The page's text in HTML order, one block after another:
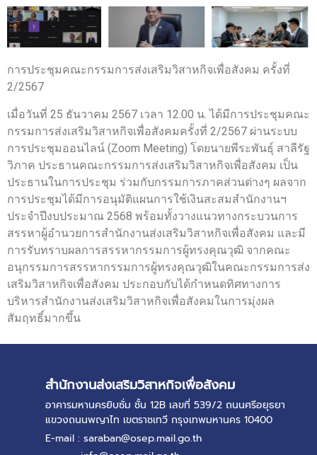
การประชุมคณะกรรมการส่งเสริมวิสาหกิจเพื่อสังคม ครั้งที่
2/2567
เมื่อวันที่ 25 ธันวาคม 2567 เวลา 12.00 น. ได้มีการประชุมคณะ
กรรมการส่งเสริมวิสาหกิจเพื่อสังคมครั้งที่ 2/2567 ผ่านระบบ
การประชุมออนไลน์ (Zoom Meeting) โดยนายพีระพันธุ์ สาลีรัฐ
วิภาค ประธานคณะกรรมการส่งเสริมวิสาหกิจเพื่อสังคม เป็น
ประธานในการประชุม ร่วมกับกรรมการภาคส่วนต่างๆ ผลจาก
การประชุมได้มีการอนุมัติแผนการใช้เงินสะสมสำนักงานฯ
ประจำปีงบประมาณ 2568 พร้อมทั้งวางแนวทางกระบวนการ
สรรหาผู้อำนวยการสำนักงานส่งเสริมวิสาหกิจเพื่อสังคม และมี
การรับทราบผลการสรรหากรรมการผู้ทรงคุณวุฒิ จากคณะ
อนุกรรมการสรรหากรรมการผู้ทรงคุณวุฒิในคณะกรรมการส่ง
เสริมวิสาหกิจเพื่อสังคม ประกอบกับได้กำหนดทิศทางการ
บริหารสำนักงานส่งเสริมวิสาหกิจเพื่อสังคมในการมุ่งผล
สัมฤทธิ์มากขึ้น
สำนักงานส่งเสริมวิสาหกิจเพื่อสังคม
อาคารมหานครยิบซั่ม ชั้น 12B เลขที่ 539/2 ถนนศรีอยุธยา
แขวงถนนพญาไท เขตราชเทวี กรุงเทพมหานคร 10400
E-mail : saraban@osep.mail.go.th